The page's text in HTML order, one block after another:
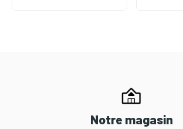
Notre magasin